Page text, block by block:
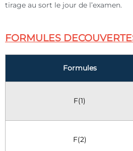
tirage au sort le jour de l’examen.
FORMULES
Formules
F(1)
F(2)